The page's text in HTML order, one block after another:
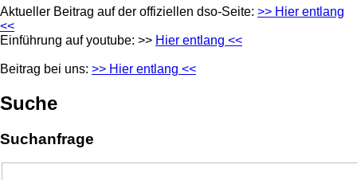
Aktueller Beitrag auf der offiziellen dso-Seite: >> Hier entlang
<<
Einführung auf youtube: >> Hier entlang <<
Beitrag bei uns: >> Hier entlang <<
Suche
Suchanfrage